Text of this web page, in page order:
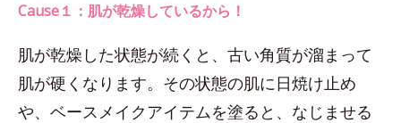
Cause１：肌が乾燥しているから！
肌が乾燥した状態が続くと、古い角質が溜まって
肌が硬くなります。その状態の肌に日焼け止め
や、ベースメイクアイテムを塗ると、なじませる